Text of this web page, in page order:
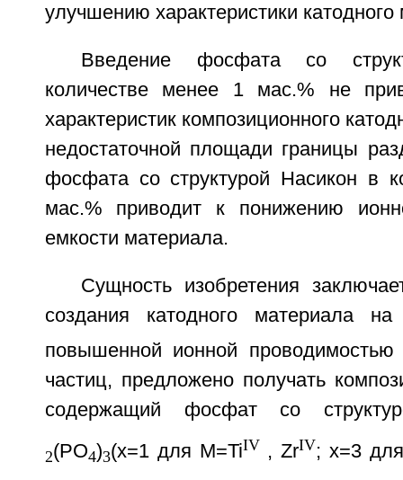
улучшению характеристики
Введение фосфата со
количестве менее 1 мас.% не
характеристик композиционного
недостаточной площади границы
фосфата со структурой Насикон в
мас.% приводит к понижению
емкости материала.
Сущность изобретения
создания катодного материала
повышенной ионной
частиц, предложено получать
содержащий фосфат со
2(PO4)3(х=1 для M=TiIV , ZrIV; x=3